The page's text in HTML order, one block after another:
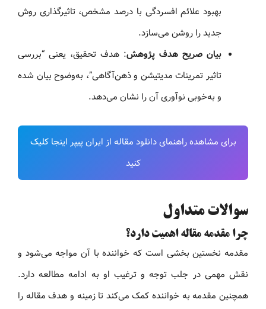
بهبود علائم افسردگی با درصد مشخص، تاثیرگذاری روش
جدید را روشن می‌سازد.
بیان صریح هدف پژوهش: هدف تحقیق، یعنی “بررسی
تاثیر تمرینات مدیتیشن و ذهن‌آگاهی”، به‌وضوح بیان شده
و به‌خوبی نوآوری آن را نشان می‌دهد.
برای مشاهده راهنمای دانلود مقاله از ایران پیپر اینجا کلیک
کنید
سوالات متداول
چرا مقدمه مقاله اهمیت دارد؟
مقدمه نخستین بخشی است که خواننده با آن مواجه می‌شود و
نقش مهمی در جلب توجه و ترغیب او به ادامه مطالعه دارد.
همچنین مقدمه به خواننده کمک می‌کند تا زمینه و هدف مقاله را